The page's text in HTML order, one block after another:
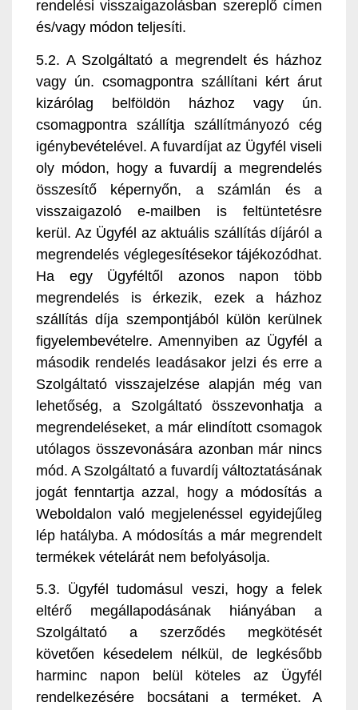
rendelési visszaigazolásban szereplő címen
és/vagy módon teljesíti.
5.2. A Szolgáltató a megrendelt és házhoz
vagy ún. csomagpontra szállítani kért árut
kizárólag belföldön házhoz vagy ún.
csomagpontra szállítja szállítmányozó cég
igénybevételével. A fuvardíjat az Ügyfél viseli
oly módon, hogy a fuvardíj a megrendelés
összesítő képernyőn, a számlán és a
visszaigazoló e-mailben is feltüntetésre
kerül. Az Ügyfél az aktuális szállítás díjáról a
megrendelés véglegesítésekor tájékozódhat.
Ha egy Ügyféltől azonos napon több
megrendelés is érkezik, ezek a házhoz
szállítás díja szempontjából külön kerülnek
figyelembevételre. Amennyiben az Ügyfél a
második rendelés leadásakor jelzi és erre a
Szolgáltató visszajelzése alapján még van
lehetőség, a Szolgáltató összevonhatja a
megrendeléseket, a már elindított csomagok
utólagos összevonására azonban már nincs
mód. A Szolgáltató a fuvardíj változtatásának
jogát fenntartja azzal, hogy a módosítás a
Weboldalon való megjelenéssel egyidejűleg
lép hatályba. A módosítás a már megrendelt
termékek vételárát nem befolyásolja.
5.3. Ügyfél tudomásul veszi, hogy a felek
eltérő megállapodásának hiányában a
Szolgáltató a szerződés megkötését
követően késedelem nélkül, de legkésőbb
harminc napon belül köteles az Ügyfél
rendelkezésére bocsátani a terméket. A